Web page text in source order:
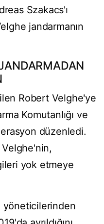
Szakacs'ı
jandarmanın
Robert Velghe'ye
Komutanlığı ve
düzenledi.
Velghe'nin,
yok etmeye
yöneticilerinden